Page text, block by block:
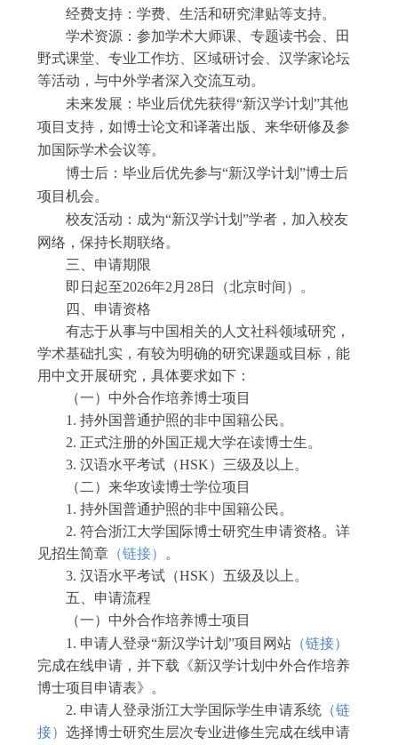
经费支持：学费、生活和研究津贴等支持。
学术资源：参加学术大师课、专题读书会、田
野式课堂、专业工作坊、区域研讨会、汉学家论坛
等活动，与中外学者深入交流互动。
未来发展：毕业后优先获得“新汉学计划”其他
项目支持，如博士论文和译著出版、来华研修及参
加国际学术会议等。
博士后：毕业后优先参与“新汉学计划”博士后
项目机会。
校友活动：成为“新汉学计划”学者，加入校友
网络，保持长期联络。
三 、申请期限
即日起至2026年2 月 28日 （北京时间 ）。
四、 申请资格
有志于从事与中国相关的人文社科领域研究，
学术基础扎实，有较为明确的研究课题或目标，能
用中文开展研究 ， 具体要求如下：
（一） 中外合作培养博士项目
1. 持外国普通护照的非中国籍公民。
2. 正式注册的外国正规大学在读博士生。
3. 汉语水平考试（HSK）三级及以上。
（二）来华攻读博士学位项目
1. 持外国普通护照的非中国籍公民。
2. 符合浙江大学国际博士研究生申请资格。详
见招生简章 （链接）
。
3. 汉语水平考试（HSK）五级及以上。
五、 申请流程
（一） 中外合作培养博士项目
1. 申请人 登录“新汉学计划”项目 网站 （链接）
完成在线申请 ， 并下载 《新汉学计划中外合作培养
博士项目申请表》。
2. 申请人登录浙江大学国际学生申请系统 （链
接） 选择博士研究生层次专业进修生完成在线申请